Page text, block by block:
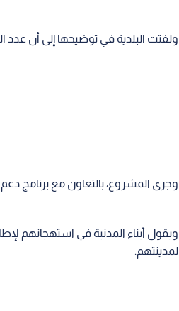
ولفتت البلدية في توضيحها إلى أن عدد الشوارع
وجرى المشروع، بالتعاون مع برنامج دعم
ويقول أبناء المدنية في استهجانهم
لمدينتهم.